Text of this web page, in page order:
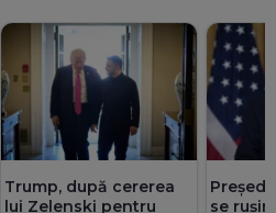
Trump, după cererea
lui Zelenski pentru
se